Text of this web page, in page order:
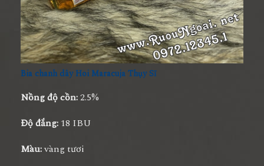
Bia chanh dây Hoi Maracuja Thụy Sĩ
Nồng độ cồn:2.5%
Độ đắng:18 IBU
Màu:vàng tươi